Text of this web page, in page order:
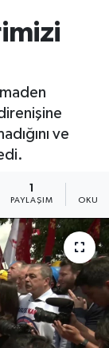
ve
PAYLAŞIM